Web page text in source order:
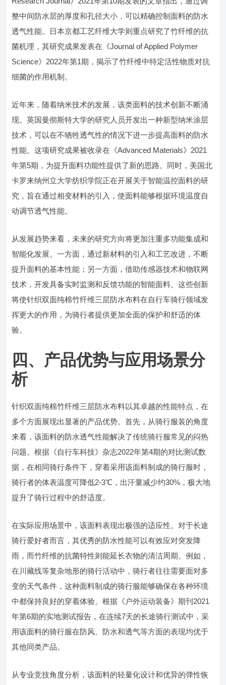
整中间防水层的厚度和孔径大小，可以精确控制面料的防水
透气性能。日本京都工艺纤维大学则重点研究了竹纤维的抗
菌机理，其研究成果发表在《Journal of Applied Polymer
Science》2022年第1期，揭示了竹纤维中特定活性物质对抗
细菌的作用机制。
近年来，随着纳米技术的发展，该类面料的技术创新不断涌
现。英国曼彻斯特大学的研究人员开发出一种新型纳米涂层
技术，可以在不牺牲透气性的情况下进一步提高面料的防水
性能。这项研究成果被收录在《Advanced Materials》2021
年第5期，为提升面料功能性提供了新的思路。同时，美国北
卡罗来纳州立大学纺织学院正在开展关于智能温控面料的研
究，旨在通过相变材料的引入，使面料能够根据环境温度自
动调节透气性能。
从发展趋势来看，未来的研究方向将更加注重多功能集成和
智能化发展。一方面，通过新材料的引入和工艺改进，不断
提升面料的基本性能；另一方面，借助传感器技术和物联网
技术，开发具备实时监测和反馈功能的智能面料。这些创新
将使针织双面纯棉竹纤维三层防水布料在自行车骑行领域发
挥更大的作用，为骑行者提供更加全面的保护和舒适的体
验。
四、产品优势与应用场景分
析
针织双面纯棉竹纤维三层防水布料以其卓越的性能特点，在
多个方面展现出显著的产品优势。首先，从骑行服装的角度
来看，该面料的防水透气性能解决了传统骑行服常见的闷热
问题。根据《自行车科技》杂志2022年第4期的对比测试数
据，在相同骑行条件下，穿着采用该面料制成的骑行服时，
骑行者的体表温度可降低2-3℃，出汗量减少约30%，极大地
提升了骑行过程中的舒适度。
在实际应用场景中，该面料表现出极强的适应性。对于长途
骑行爱好者而言，其优秀的防水性能可以有效应对突发降
雨，而竹纤维的抗菌特性则能延长衣物的清洁周期。例如，
在川藏线等复杂地形的骑行活动中，骑行者往往需要面对多
变的天气条件，这种面料制成的骑行服能够确保在各种环境
中都保持良好的穿着体验。根据《户外运动装备》期刊2021
年第6期的实地测试报告，在连续7天的长途骑行测试中，采
用该面料的骑行服在防风、防水和透气等方面的表现均优于
其他同类产品。
从专业竞技角度分析，该面料的轻量化设计和优异的弹性恢